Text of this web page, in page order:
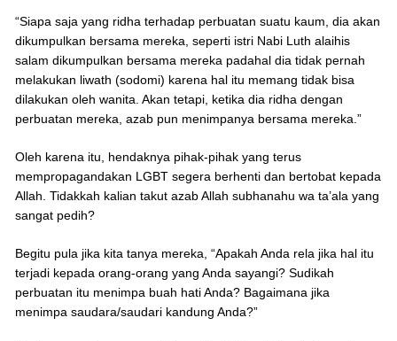
“Siapa saja yang ridha terhadap perbuatan suatu kaum, dia akan
dikumpulkan bersama mereka, seperti istri Nabi Luth alaihis
salam dikumpulkan bersama mereka padahal dia tidak pernah
melakukan liwath (sodomi) karena hal itu memang tidak bisa
dilakukan oleh wanita. Akan tetapi, ketika dia ridha dengan
perbuatan mereka, azab pun menimpanya bersama mereka.”
Oleh karena itu, hendaknya pihak-pihak yang terus
mempropagandakan LGBT segera berhenti dan bertobat kepada
Allah. Tidakkah kalian takut azab Allah subhanahu wa ta’ala yang
sangat pedih?
Begitu pula jika kita tanya mereka, “Apakah Anda rela jika hal itu
terjadi kepada orang-orang yang Anda sayangi? Sudikah
perbuatan itu menimpa buah hati Anda? Bagaimana jika
menimpa saudara/saudari kandung Anda?”